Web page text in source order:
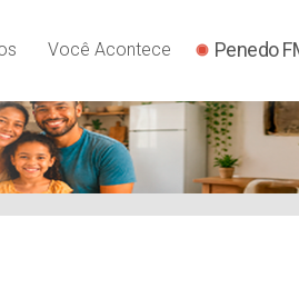
Você Acontece Penedo